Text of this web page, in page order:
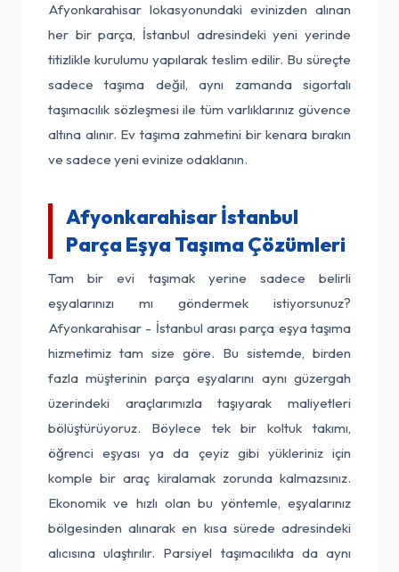
Afyonkarahisar lokasyonundaki evinizden alınan
her bir parça, İstanbul adresindeki yeni yerinde
titizlikle kurulumu yapılarak teslim edilir. Bu süreçte
sadece taşıma değil, aynı zamanda sigortalı
taşımacılık sözleşmesi ile tüm varlıklarınız güvence
altına alınır. Ev taşıma zahmetini bir kenara bırakın
ve sadece yeni evinize odaklanın.
Afyonkarahisar İstanbul
Parça Eşya Taşıma Çözümleri
Tam bir evi taşımak yerine sadece belirli
eşyalarınızı mı göndermek istiyorsunuz?
Afyonkarahisar - İstanbul arası parça eşya taşıma
hizmetimiz tam size göre. Bu sistemde, birden
fazla müşterinin parça eşyalarını aynı güzergah
üzerindeki araçlarımızla taşıyarak maliyetleri
bölüştürüyoruz. Böylece tek bir koltuk takımı,
öğrenci eşyası ya da çeyiz gibi yükleriniz için
komple bir araç kiralamak zorunda kalmazsınız.
Ekonomik ve hızlı olan bu yöntemle, eşyalarınız
bölgesinden alınarak en kısa sürede adresindeki
alıcısına ulaştırılır. Parsiyel taşımacılıkta da aynı